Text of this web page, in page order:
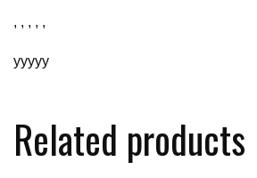
, , , , ,
yyyyy
Related products